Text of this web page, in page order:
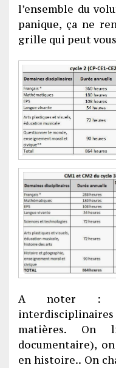
l’ensemble du
panique, ça ne
grille qui peut
A noter :
matières.
documentaire),
en histoire.. On